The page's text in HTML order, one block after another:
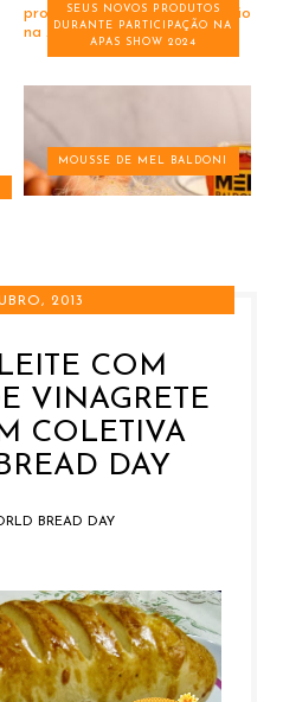
SEUS NOVOS PRODUTOS
DURANTE PARTICIPAÇÃO NA
APAS SHOW 2024
MOUSSE DE MEL BALDONI
2013
COM
VINAGRETE
COLETIVA
DAY
BREAD DAY